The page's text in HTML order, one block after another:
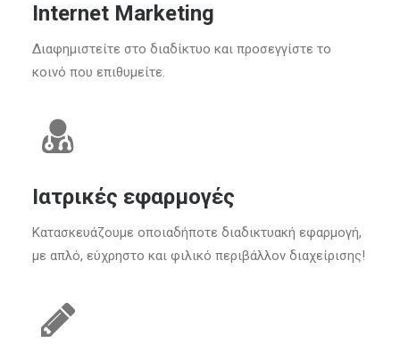
Internet Marketing
Διαφημιστείτε στο διαδίκτυο και προσεγγίστε το
κοινό που επιθυμείτε.
Ιατρικές εφαρμογές
Κατασκευάζουμε οποιαδήποτε διαδικτυακή εφαρμογή,
με απλό, εύχρηστο και φιλικό περιβάλλον διαχείρισης!